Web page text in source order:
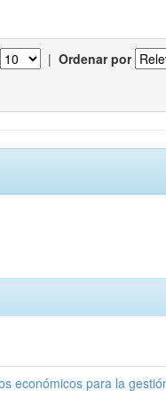
| Ordenar por
económicos para la